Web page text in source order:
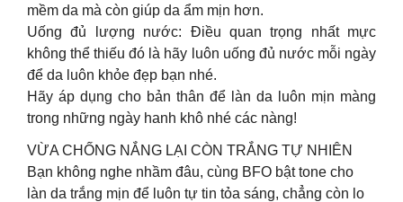
mềm da mà còn giúp da ẩm mịn hơn.
Uống đủ lượng nước: Điều quan trọng nhất mực
không thể thiếu đó là hãy luôn uống đủ nước mỗi ngày
để da luôn khỏe đẹp bạn nhé.
Hãy áp dụng cho bản thân để làn da luôn mịn màng
trong những ngày hanh khô nhé các nàng!
VỪA CHỐNG NẮNG LẠI CÒN TRẮNG TỰ NHIÊN
Bạn không nghe nhầm đâu, cùng BFO bật tone cho
làn da trắng mịn để luôn tự tin tỏa sáng, chẳng còn lo